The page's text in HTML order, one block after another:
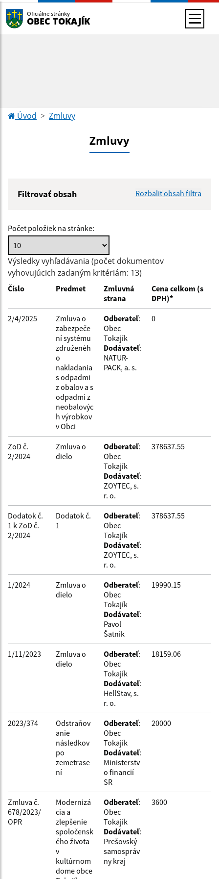
Oficiálne stránky
OBEC TOKAJÍK
Úvod Zmluvy
Zmluvy
Filtrovať obsah
Rozbaliť obsah filtra
Hľadať v:
Typ dátumu:
Dátum od:
Filtrovať
Počet položiek na stránke:
Výsledky vyhľadávania (počet dokumentov
vyhovujúcich zadaným kritériám: 13)
Číslo Predmet
Zmluvná
strana
Cena celkom (s
DPH)*
2/4/2025
Zmluva o
zabezpeče
ní systému
združenéh
o
nakladania
s odpadmi
z obalov a s
odpadmi z
neobalovýc
h výrobkov
v Obci
Odberateľ:
Obec
Tokajík
Dodávateľ:
NATUR-
PACK, a. s.
0
ZoD č.
2/2024
Zmluva o
dielo
Odberateľ:
Obec
Tokajík
Dodávateľ:
ZOYTEC, s.
r. o.
378637.55
Dodatok č.
1 k ZoD č.
2/2024
Dodatok č.
1
Odberateľ:
Obec
Tokajík
Dodávateľ:
ZOYTEC, s.
r. o.
378637.55
1/2024
Zmluva o
dielo
Odberateľ:
Obec
Tokajík
Dodávateľ:
Pavol
Šatník
19990.15
1/11/2023
Zmluva o
dielo
Odberateľ:
Obec
Tokajík
Dodávateľ:
HellStav, s.
r. o.
18159.06
2023/374
Odstraňov
anie
následkov
po
zemetrase
ní
Odberateľ:
Obec
Tokajík
Dodávateľ:
Ministerstv
o financií
SR
20000
Zmluva č.
678/2023/
OPR
Modernizá
cia a
zlepšenie
spoločensk
ého života
v
kultúrnom
dome obce
Odberateľ:
Obec
Tokajík
Dodávateľ:
Prešovský
samospráv
ny kraj
3600